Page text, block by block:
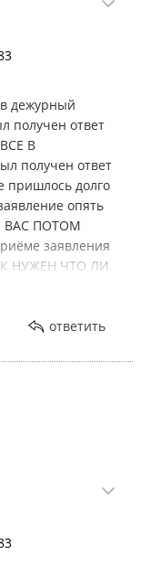
дежурный
получен ответ
В
получен ответ
пришлось долго
опять
ВАС ПОТОМ
заявления
НУЖЕН ЧТО ЛИ
только
них на
не
деньги
ответить